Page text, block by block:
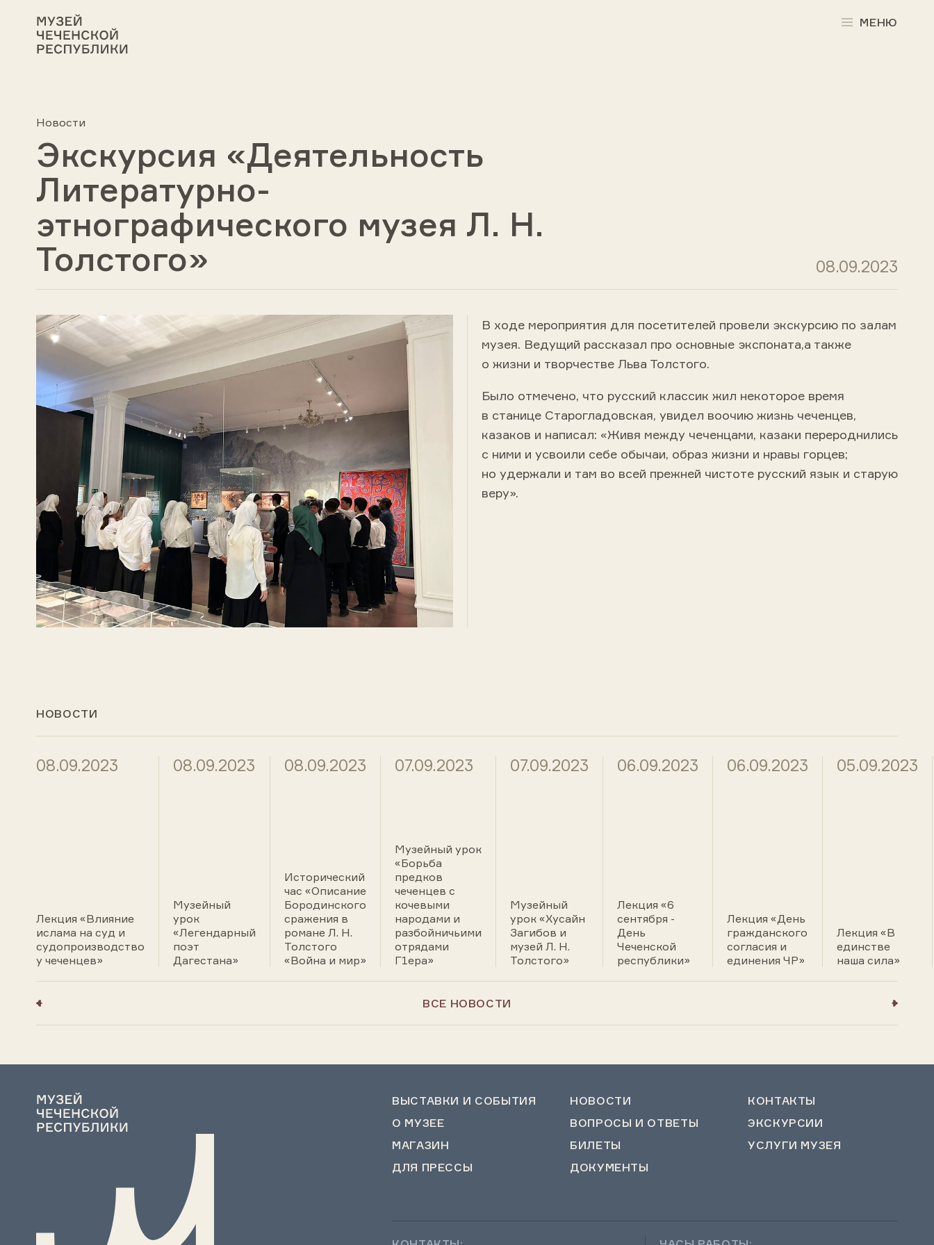
МЕНЮ
Новости
Экскурсия «Деятельность
Литературно-
этнографического музея Л. Н.
Толстого»
08.09.2023
В ходе мероприятия для посетителей провели экскурсию по залам
музея. Ведущий рассказал про основные экспоната,а также
о жизни и творчестве Льва Толстого.
Было отмечено, что русский классик жил некоторое время
в станице Старогладовская, увидел воочию жизнь чеченцев,
казаков и написал: «Живя между чеченцами, казаки перероднились
с ними и усвоили себе обычаи, образ жизни и нравы горцев;
но удержали и там во всей прежней чистоте русский язык и старую
веру».
НОВОСТИ
08.09.2023
Лекция «Влияние
ислама на суд и
судопроизводство
у чеченцев»
08.09.2023
Музейный
урок
«Легендарный
поэт
Дагестана»
08.09.2023
Исторический
час «Описание
Бородинского
сражения в
романе Л. Н.
Толстого
«Война и мир»
07.09.2023
Музейный урок
«Борьба
предков
чеченцев с
кочевыми
народами и
разбойничьими
отрядами
Г1ера»
07.09.2023
Музейный
урок «Хусайн
Загибов и
музей Л. Н.
Толстого»
06.09.2023
Лекция «6
сентября -
День
Чеченской
республики»
06.09.2023
Лекция «День
гражданского
согласия и
единения ЧР»
05.09.2023
Лекция «В
единстве
наша сила»
ВСЕ НОВОСТИ
ВЫСТАВКИ И СОБЫТИЯ НОВОСТИ
КОНТАКТЫ
О МУЗЕЕ
ВОПРОСЫ И ОТВЕТЫ
ЭКСКУРСИИ
МАГАЗИН
БИЛЕТЫ
УСЛУГИ МУЗЕЯ
ДЛЯ ПРЕССЫ
ДОКУМЕНТЫ